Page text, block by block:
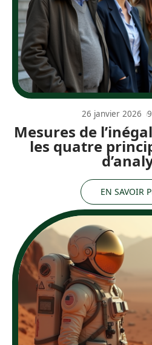
Mesures de
les quatre
26 janvier 2026
EN SAVOIR